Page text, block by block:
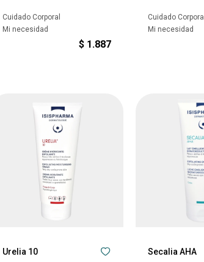
Cuidado Corporal
Mi necesidad
$ 1.887
Cuidado Corporal
Mi necesidad
Urelia 10 Secalia AHA